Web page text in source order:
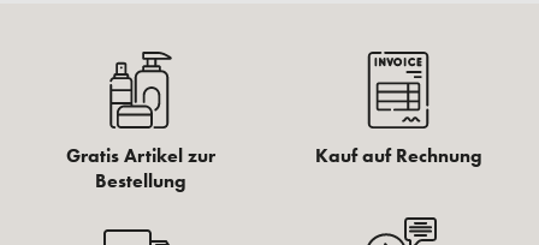
Gratis Artikel zur
Bestellung
Kauf auf Rechnung